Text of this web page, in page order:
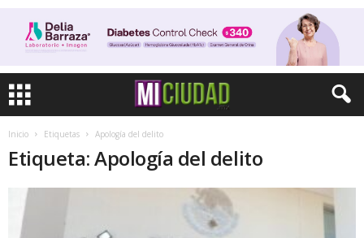
Inicio Etiquetas Apología del delito
Etiqueta: Apología del delito